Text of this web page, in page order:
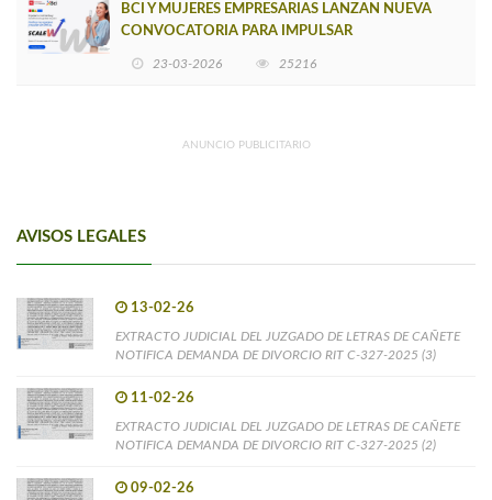
BCI Y MUJERES EMPRESARIAS LANZAN NUEVA
CONVOCATORIA PARA IMPULSAR
23-03-2026 25216
ANUNCIO PUBLICITARIO
AVISOS LEGALES
13-02-26
EXTRACTO JUDICIAL DEL JUZGADO DE LETRAS DE CAÑETE
NOTIFICA DEMANDA DE DIVORCIO RIT C-327-2025 (3)
11-02-26
EXTRACTO JUDICIAL DEL JUZGADO DE LETRAS DE CAÑETE
NOTIFICA DEMANDA DE DIVORCIO RIT C-327-2025 (2)
09-02-26